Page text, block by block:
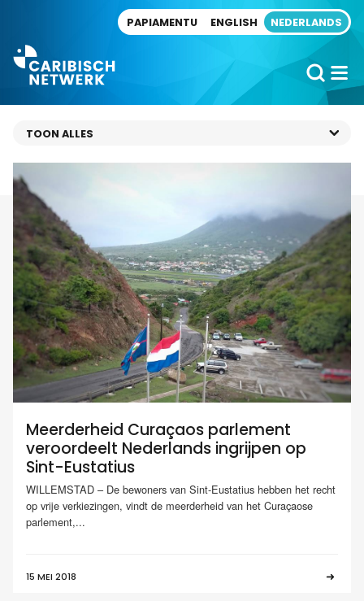
PAPIAMENTU ENGLISH NEDERLANDS
Meerderheid Curaçaos parlement
veroordeelt Nederlands ingrijpen op
Sint-Eustatius
WILLEMSTAD – De bewoners van Sint-Eustatius hebben het recht
op vrije verkiezingen, vindt de meerderheid van het Curaçaose
parlement,...
15 MEI 2018